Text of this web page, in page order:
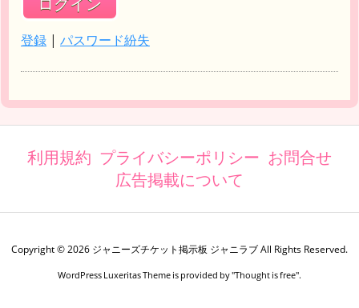
登録 | パスワード紛失
利用規約 プライバシーポリシー お問合せ
広告掲載について
Copyright ©2026 ジャニーズチケット掲示板 ジャニラブAll Rights Reserved.
WordPress Luxeritas Theme is provided by "Thought is free".